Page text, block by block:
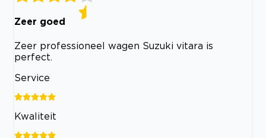
Zeer goed
Zeer professioneel wagen Suzuki vitara is
perfect.
Service
Kwaliteit